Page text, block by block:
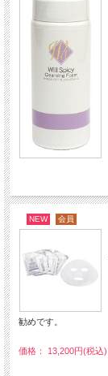
NEW 会員
勧めです。
価格： 13,200円(税込)